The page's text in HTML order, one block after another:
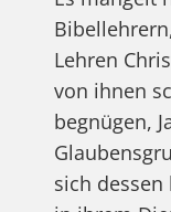
Lehren
von ihnen
begnügen,
sich dessen